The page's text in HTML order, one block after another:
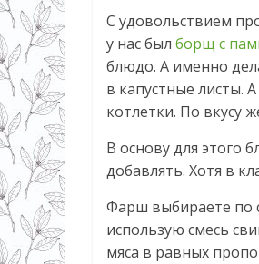
С удовольствием
у нас был борщ с
блюдо. А именно
в капустные листы.
котлетки. По вкусу
В основу для этого
добавлять. Хотя в
Фарш выбираете по
использую смесь
мяса в равных